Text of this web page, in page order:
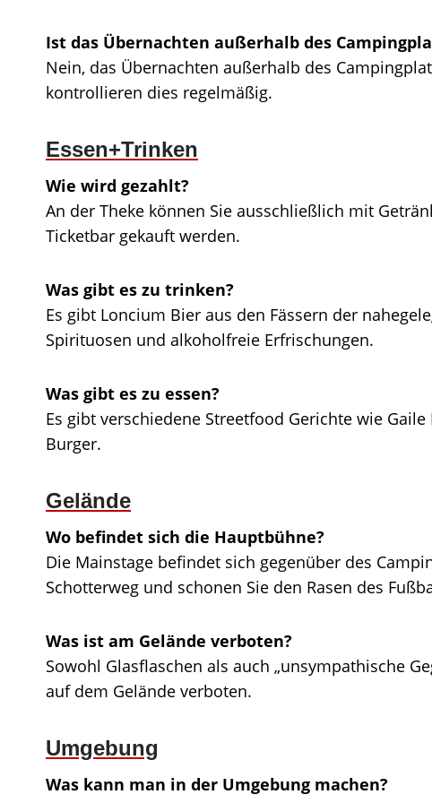
Ist das Übernachten außerhalb des
Nein, das Übernachten außerhalb des
kontrollieren dies regelmäßig.
Essen+Trinken
Wie wird gezahlt?
An der Theke können Sie ausschließlich mit
Ticketbar gekauft werden.
Was gibt es zu trinken?
Es gibt Loncium Bier aus den Fässern der
Spirituosen und alkoholfreie Erfrischungen.
Was gibt es zu essen?
Es gibt verschiedene Streetfood Gerichte wie
Burger.
Gelände
Wo befindet sich die Hauptbühne?
Die Mainstage befindet sich gegenüber des
Schotterweg und schonen Sie den Rasen des
Was ist am Gelände verboten?
Sowohl Glasflaschen als auch „unsympathische
auf dem Gelände verboten.
Umgebung
Was kann man in der Umgebung machen?